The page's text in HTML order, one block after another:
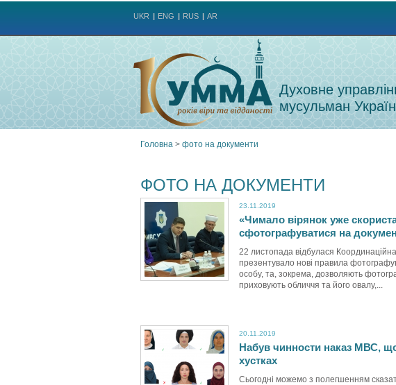
UKR ENG RUS AR
Духовне
мусульман
є
тут
Головна > фото на документи
ФОТО НА ДОКУМЕНТИ
23.11.2019
«Чимало вірянок уже
сфотографуватися на
22 листопада відбулася
презентувало нові правила
особу, та, зокрема, дозволяють
приховують обличчя та його овалу,...
20.11.2019
Набув чинности наказ МВС,
хустках
Сьогодні можемо з полегшенням